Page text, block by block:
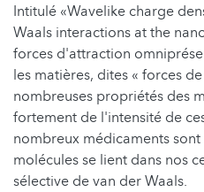
Intitulé «Wavelike charge
Waals interactions at the
forces d'attraction
les matières, dites « forces
nombreuses propriétés des
fortement de l'intensité de
nombreux médicaments
molécules se lient dans nos
sélective de van der Waals.